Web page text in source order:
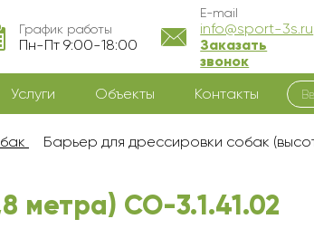
График работы
Пн-Пт 9:00-18:00
E-mail
info@sport-3s.ru
Заказать
звонок
Услуги Объекты Контакты
Барьер для дрессировки собак
метра) СО-3.1.41.02